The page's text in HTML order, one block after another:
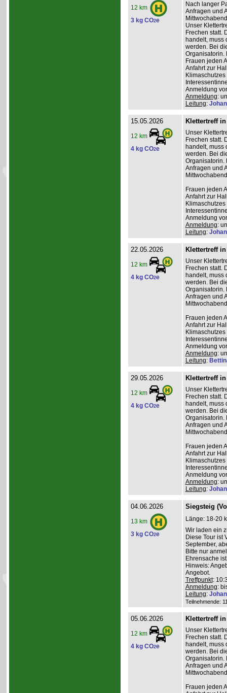
12 km
3 kg CO2e
Nach langer
Anfragen und
Unser
Frechen statt.
handelt, muss
werden. Bei
Organisatorin.
Frauen jeden
Anfahrt zur
Anmeldung
Anmeldung:
Leitung:
15.05.2026
12 km
4 kg CO2e
Klettertreff
Unser
Frechen statt.
handelt, muss
werden. Bei
Organisatorin.
Anfragen und
Frauen jeden
Anfahrt zur
Anmeldung
Anmeldung:
Leitung:
22.05.2026
12 km
4 kg CO2e
Klettertreff
Unser
Frechen statt.
handelt, muss
werden. Bei
Organisatorin.
Anfragen und
Frauen jeden
Anfahrt zur
Anmeldung
Anmeldung:
Leitung:
29.05.2026
12 km
4 kg CO2e
Klettertreff
Unser
Frechen statt.
handelt, muss
werden. Bei
Organisatorin.
Anfragen und
Frauen jeden
Anfahrt zur
Anmeldung
Anmeldung:
Leitung:
04.06.2026
13 km
3 kg CO2e
Siegsteig
Länge: 18-20
Wir laden ein
Diese Tour ist
September,
Bitte nur
Ehrensache
Hinweis:
Angebot.
Treffpunkt:
Anmeldung:
Leitung:
Teilnehmende:
05.06.2026
12 km
4 kg CO2e
Klettertreff
Unser
Frechen statt.
handelt, muss
werden. Bei
Organisatorin.
Anfragen und
Frauen jeden